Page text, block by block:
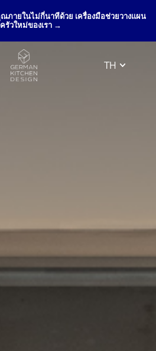
ภายในไม่กี่นาทีด้วย เครื่องมือช่วยวางแผน
รัวใหม่ของเรา →
TH